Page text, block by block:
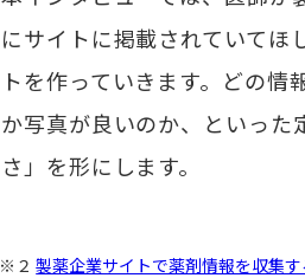
にサイトに掲載されていてほ
トを作っていきます。どの
か写真が良いのか、といっ
さ」を形にします。
※２製薬企業サイトで薬剤情報を収集